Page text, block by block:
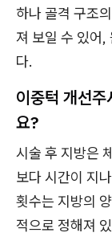
하나 골격 구조
져 보일 수 있어,
다.
이중턱 개선
요?
시술 후 지방은
보다 시간이 지
횟수는 지방의
적으로 정해져